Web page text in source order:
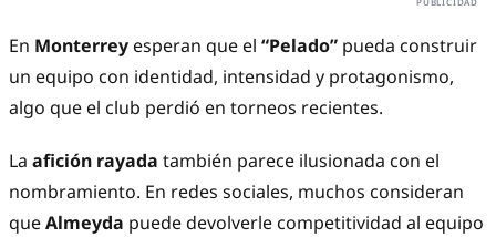
En Monterrey esperan que el “Pelado” pueda construir
un equipo con identidad, intensidad y protagonismo,
algo que el club perdió en torneos recientes.
La afición rayada también parece ilusionada con el
nombramiento. En redes sociales, muchos consideran
queAlmeyda puede devolverle competitividad al equipo